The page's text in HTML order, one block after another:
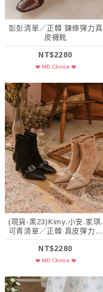
彭彭清單／正韓 鍊條彈力真
皮襪靴
NT$2280
(現貨-黑23)Kimy.小安.家琪.
可青清單／正韓 真皮彈力絨
繫帶尖頭靴
NT$2280